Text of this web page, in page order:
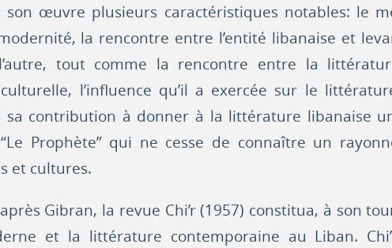
œuvre plusieurs caractéristiques notables: le
la rencontre entre l’entité libanaise et
tout comme la rencontre entre la
l’influence qu’il a exercée sur le
sa contribution à donner à la littérature libanaise
Prophète” qui ne cesse de connaître un
et cultures.
Gibran, la revue Chi’r (1957) constitua, à son
et la littérature contemporaine au Liban.